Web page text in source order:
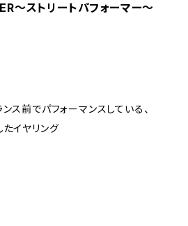
〜ストリートパフォーマー〜
ス前でパフォーマンスしている、
イヤリング